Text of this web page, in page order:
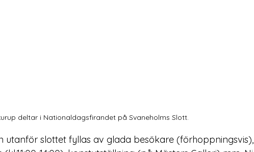
deltar i Nationaldagsfirandet på Svaneholms Slott.
utanför slottet fyllas av glada besökare (förhoppningsvis),